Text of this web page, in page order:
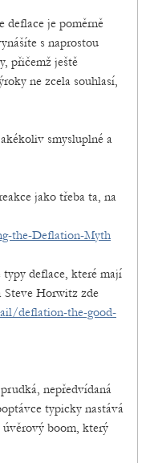
deflace je poměrně
s naprostou
přičemž ještě
ne zcela souhlasí,
smysluplné a
jako třeba ta, na
the-Deflation-Myth
deflace, které mají
Steve Horwitz zde
deflation-the-good-
nepředvídaná
typicky nastává
boom, který